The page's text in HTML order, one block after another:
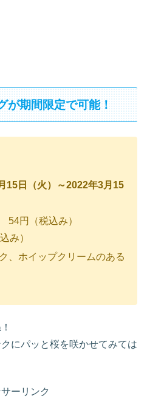
が期間限定で可能！
日（火）～2022年3月15
円（税込み）
み）
、ホイップクリームのある
にパッと桜を咲かせてみては
ーリンク